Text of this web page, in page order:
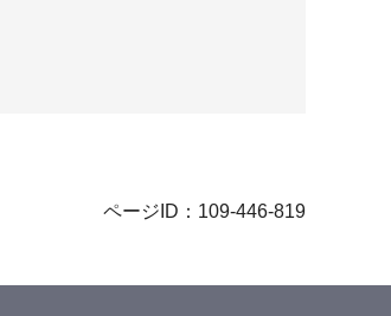
ページID：109-446-819